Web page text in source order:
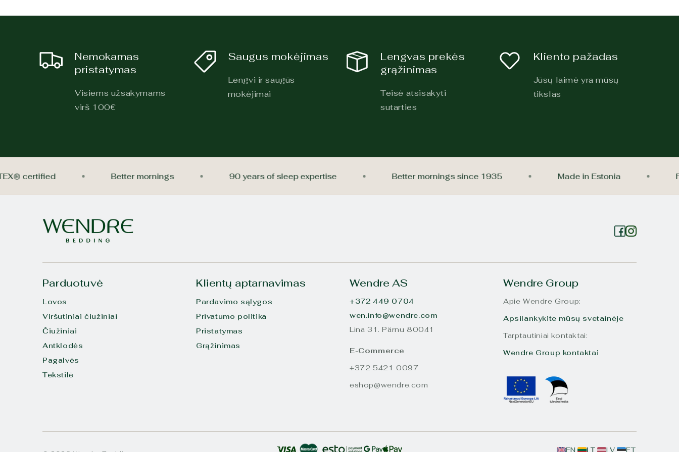
Nemokamas
pristatymas
Visiems užsakymams
virš 100€
Saugus mokėjimas
Lengvi ir saugūs
mokėjimai
Lengvas prekės
grąžinimas
Teisė atsisakyti
sutarties
Kliento pažadas
Jūsų laimė yra mūsų
tikslas
TEX® certified Better mornings 90 years of sleep expertise Better mornings since 1935 Made in Estonia
Parduotuvė
Lovos
Viršutiniai čiužiniai
Čiužiniai
Antklodės
Pagalvės
Tekstilė
Klientų aptarnavimas
Pardavimo sąlygos
Privatumo politika
Pristatymas
Grąžinimas
Wendre AS
+372 449 0704
wen.info@wendre.com
Lina 31. Pärnu 80041
E-Commerce
+372 5421 0097
eshop@wendre.com
Wendre Group
Apie Wendre Group:
Apsilankykite mūsų svetainėje
Tarptautiniai kontaktai:
Wendre Group kontaktai
EN LT LV ET